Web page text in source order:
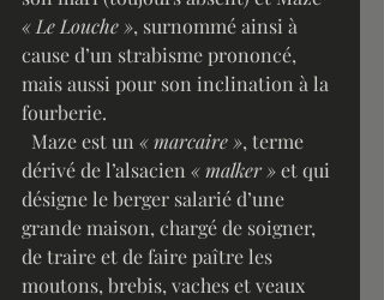
« Le Louche », surnommé ainsi à
cause d’un strabisme prononcé,
mais aussi pour son inclination à la
fourberie.
  Maze est un
« marcaire », terme
dérivé de l’alsacien « malker » et qui
désigne le berger salarié d’une
grande maison, chargé de soigner,
de traire et de faire paître les
moutons, brebis, vaches et veaux